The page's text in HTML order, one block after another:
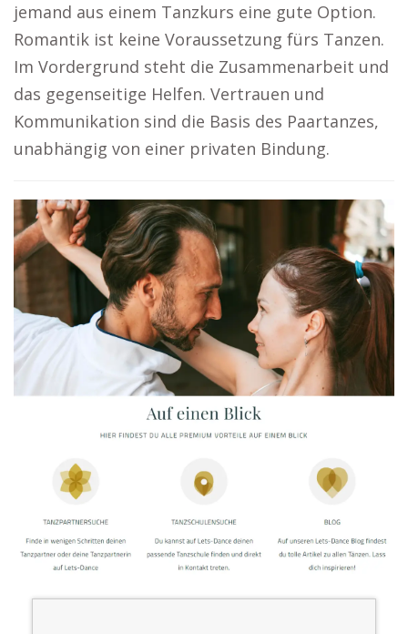
jemand aus einem Tanzkurs eine gute Option.
Romantik ist keine Voraussetzung fürs Tanzen.
Im Vordergrund steht die Zusammenarbeit und
das gegenseitige Helfen. Vertrauen und
Kommunikation sind die Basis des Paartanzes,
unabhängig von einer privaten Bindung.